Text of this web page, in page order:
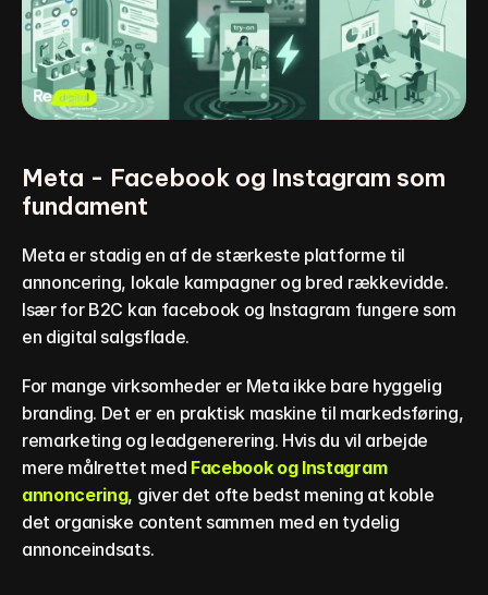
Meta - Facebook og Instagram som
fundament
Meta er stadig en af de stærkeste platforme til
annoncering, lokale kampagner og bred rækkevidde.
Især for B2C kan facebook og Instagram fungere som
en digital salgsflade.
For mange virksomheder er Meta ikke bare hyggelig
branding. Det er en praktisk maskine til markedsføring,
remarketing og leadgenerering. Hvis du vil arbejde
mere målrettet med Facebook og Instagram
annoncering, giver det ofte bedst mening at koble
det organiske content sammen med en tydelig
annonceindsats.